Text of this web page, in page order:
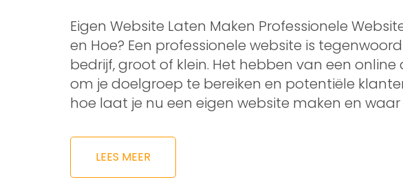
Eigen Website Laten Maken Professionele
en Hoe? Een professionele website is
bedrijf, groot of klein. Het hebben van een online
om je doelgroep te bereiken en potentiële
hoe laat je nu een eigen website maken en
LEES MEER